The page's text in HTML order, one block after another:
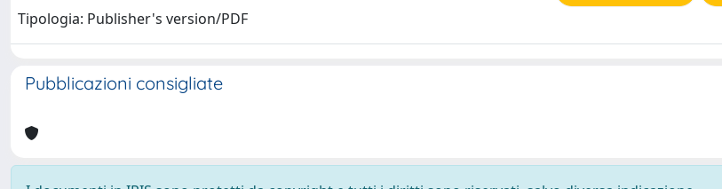
Tipologia: Publisher's version/PDF
Pubblicazioni consigliate